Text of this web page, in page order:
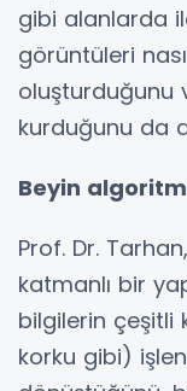
gibi alanlarda
görüntüleri
oluşturduğunu
kurduğunu da
Beyin
Prof. Dr.
katmanlı bir
bilgilerin çeşitli
korku gibi)